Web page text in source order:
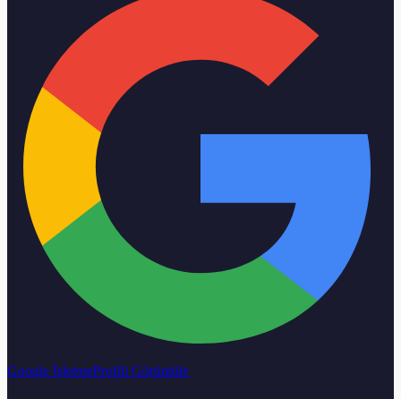
Google İşletmeProfili Görüntüle